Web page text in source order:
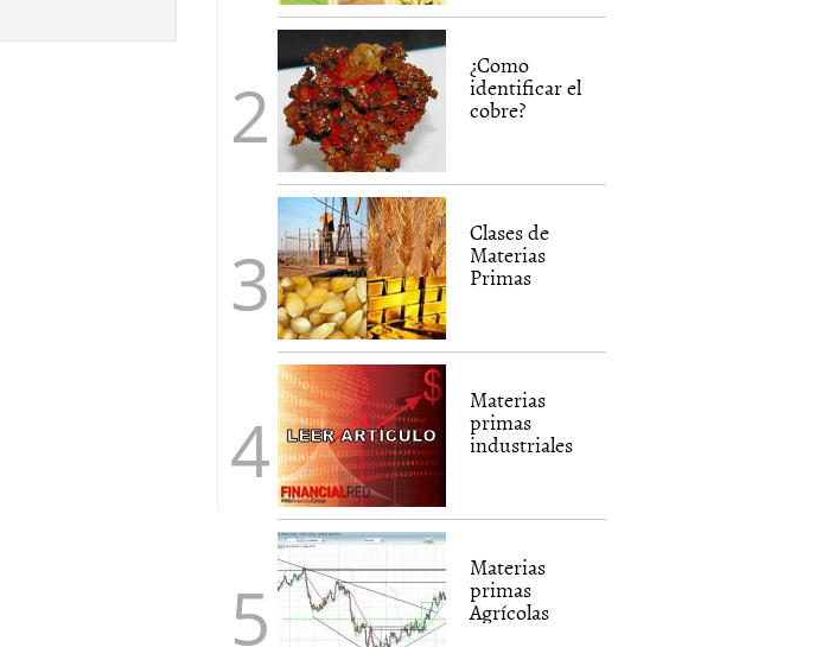
¿Como
identificar el
cobre?
Clases de
Materias
Primas
Materias
primas
industriales
Materias
primas
Agrícolas